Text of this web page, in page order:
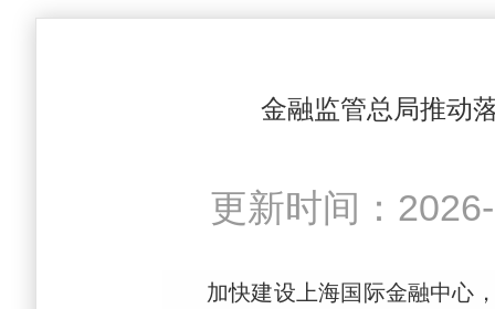
金融监管总局推动
更新时间：
加快建设上海国际金融中心